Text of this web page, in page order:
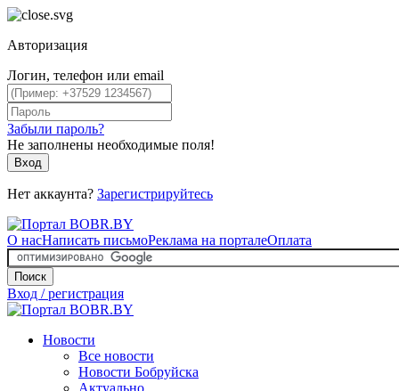
Авторизация
Логин, телефон или email
Забыли пароль?
Не заполнены необходимые поля!
Вход
Нет аккаунта? Зарегистрируйтесь
О насНаписать письмоРеклама на порталеОплата
Поиск
Вход / регистрация
Новости
Все новости
Новости Бобруйска
Актуально